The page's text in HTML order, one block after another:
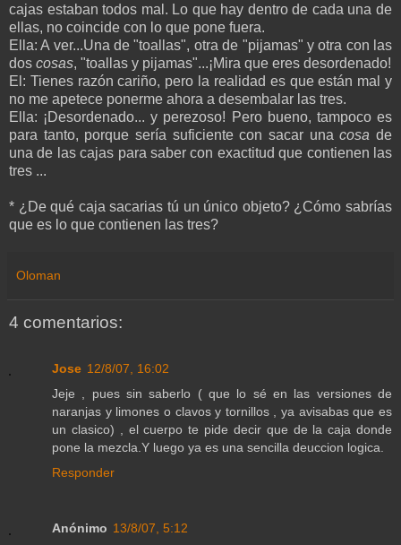
cajas estaban todos mal. Lo que hay dentro de cada una de
ellas, no coincide con lo que pone fuera.
Ella: A ver...Una de "toallas", otra de "pijamas" y otra con las
dos cosas, "toallas y pijamas"...¡Mira que eres desordenado!
El: Tienes razón cariño, pero la realidad es que están mal y
no me apetece ponerme ahora a desembalar las tres.
Ella: ¡Desordenado... y perezoso! Pero bueno, tampoco es
para tanto, porque sería suficiente con sacar unacosa de
una de las cajas para saber con exactitud que contienen las
tres ...
* ¿De qué caja sacarias tú un único objeto? ¿Cómo sabrías
que es lo que contienen las tres?
Oloman
4 comentarios:
Jose 12/8/07, 16:02
Jeje , pues sin saberlo ( que lo sé en las versiones de
naranjas y limones o clavos y tornillos , ya avisabas que es
un clasico) , el cuerpo te pide decir que de la caja donde
pone la mezcla.Y luego ya es una sencilla deuccion logica.
Responder
Anónimo 13/8/07, 5:12